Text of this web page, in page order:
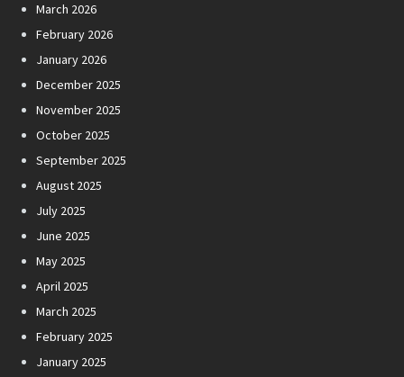
March 2026
February 2026
January 2026
December 2025
November 2025
October 2025
September 2025
August 2025
July 2025
June 2025
May 2025
April 2025
March 2025
February 2025
January 2025